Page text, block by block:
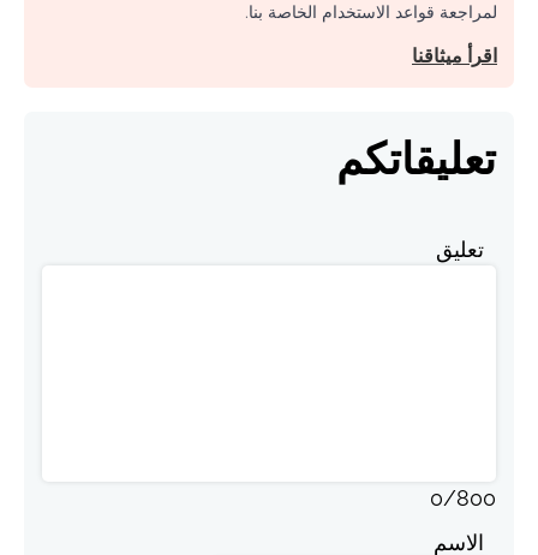
لمراجعة قواعد الاستخدام الخاصة بنا.
اقرأ ميثاقنا
تعليقاتكم
تعليق
0/800
الاسم